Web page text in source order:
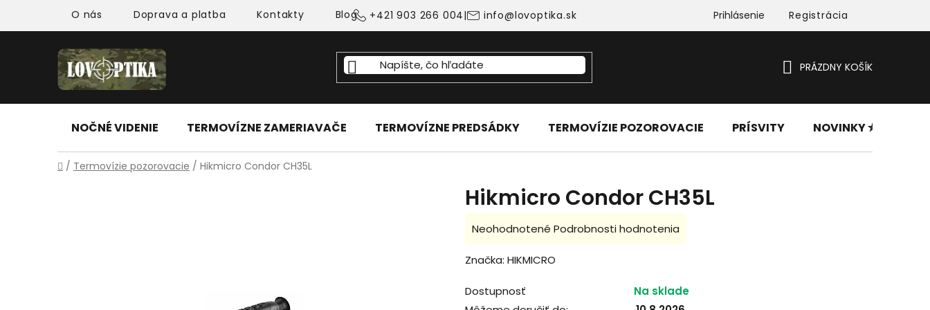
obsah
O nás Doprava a platba Kontakty Blog Prihlásenie Registrácia
+421 903 266 004| info@lovoptika.sk
PRÁZDNY KOŠÍK
NOČNÉ VIDENIE TERMOVÍZNE ZAMERIAVAČE TERMOVÍZNE PREDSÁDKY TERMOVÍZIE POZOROVACIE PRÍSVITY NOVINKY ✮
Domov
/ Termovízie pozorovacie / Hikmicro Condor CH35L
Hikmicro Condor CH35L
Priemerné
produktu
0,0
Neohodnotené Podrobnosti hodnotenia
Značka: HIKMICRO
Dostupnosť
Na sklade